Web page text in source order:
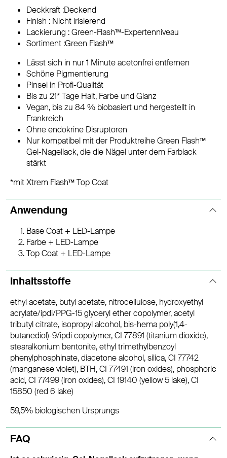
Deckkraft :Deckend
Finish : Nicht irisierend
Lackierung : Green-Flash™-Expertenniveau
Sortiment :Green Flash™
Lässt sich in nur 1 Minute acetonfrei entfernen
Schöne Pigmentierung
Pinsel in Profi-Qualität
Bis zu 21* Tage Halt, Farbe und Glanz
Vegan, bis zu 84 % biobasiert und hergestellt in
Frankreich
Ohne endokrine Disruptoren
Nur kompatibel mit der Produktreihe Green Flash™
Gel-Nagellack, die die Nägel unter dem Farblack
stärkt
*mit Xtrem Flash™ Top Coat
Anwendung
Base Coat + LED-Lampe
Farbe + LED-Lampe
Top Coat + LED-Lampe
Inhaltsstoffe
ethyl acetate, butyl acetate, nitrocellulose, hydroxyethyl
acrylate/ipdi/PPG-15 glyceryl ether copolymer, acetyl
tributyl citrate, isopropyl alcohol, bis-hema poly(1,4-
butanediol)-9/ipdi copolymer, CI 77891 (titanium dioxide),
stearalkonium bentonite, ethyl trimethylbenzoyl
phenylphosphinate, diacetone alcohol, silica, CI 77742
(manganese violet), BTH, CI 77491 (iron oxides), phosphoric
acid, CI 77499 (iron oxides), CI 19140 (yellow 5 lake), CI
15850 (red 6 lake)
59,5% biologischen Ursprungs
FAQ